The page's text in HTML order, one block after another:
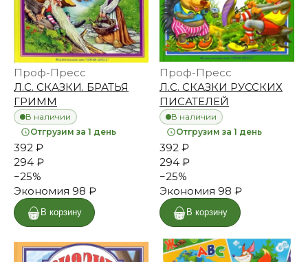
Проф-Пресс
Л.С. СКАЗКИ. БРАТЬЯ
ГРИММ
В наличии
Отгрузим за 1 день
392 ₽
294 ₽
−25%
Экономия 98 ₽
В корзину
Проф-Пресс
Л.С. СКАЗКИ РУССКИХ
ПИСАТЕЛЕЙ
В наличии
Отгрузим за 1 день
392 ₽
294 ₽
−25%
Экономия 98 ₽
В корзину